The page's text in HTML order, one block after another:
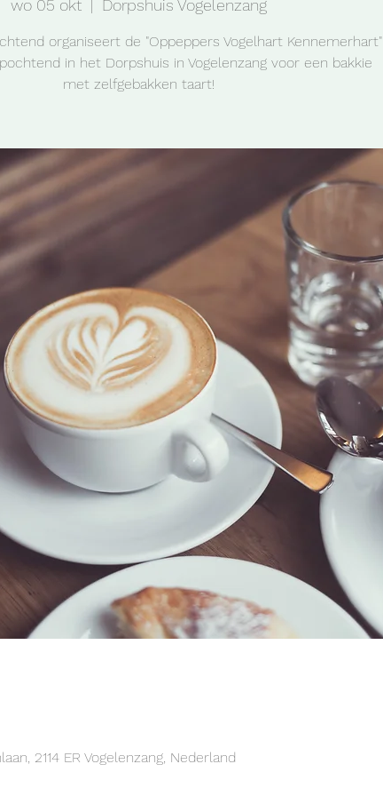
wo 05 okt
  |
Dorpshuis Vogelenzang
organiseert de "Oppeppers Vogelhart Kennemerhart"
in het Dorpshuis in Vogelenzang voor een bakkie
met zelfgebakken taart!
2114 ER Vogelenzang, Nederland